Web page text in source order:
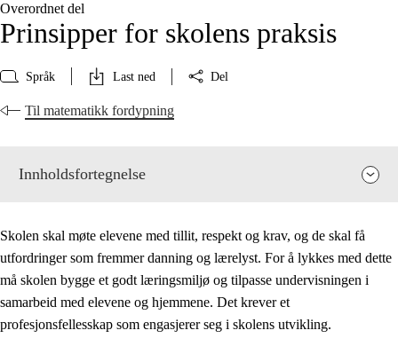
Overordnet del
Prinsipper for skolens praksis
Språk Last ned Del
Til matematikk fordypning
Innholdsfortegnelse
Skolen skal møte elevene med tillit, respekt og krav, og de skal få
utfordringer som fremmer danning og lærelyst. For å lykkes med dette
må skolen bygge et godt læringsmiljø og tilpasse undervisningen i
samarbeid med elevene og hjemmene. Det krever et
profesjonsfellesskap som engasjerer seg i skolens utvikling.